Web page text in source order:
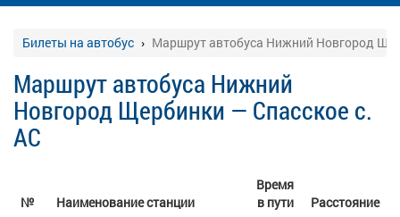
Билеты на автобус Маршрут автобуса Нижний Новгород
Маршрут автобуса Нижний
Новгород Щербинки — Спасское с.
АС
№ Наименование станции
Время
в пути
Расстояние